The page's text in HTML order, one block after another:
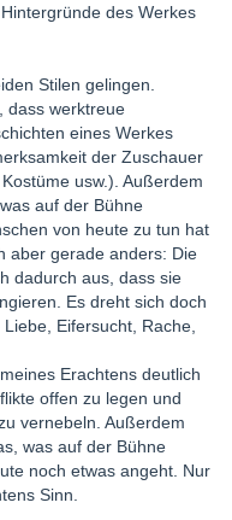
des Werkes
Stilen gelingen.
dass werktreue
eines Werkes
der Zuschauer
usw.). Außerdem
auf der Bühne
von heute zu tun hat
aber gerade anders: Die
dadurch aus, dass sie
Es dreht sich doch
Eifersucht, Rache,
Erachtens deutlich
offen zu legen und
vernebeln. Außerdem
was auf der Bühne
noch etwas angeht. Nur
Sinn.